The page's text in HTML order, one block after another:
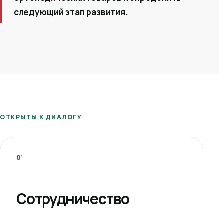
следующий этап развития.
ОТКРЫТЫ К ДИАЛОГУ
01
Сотрудничество